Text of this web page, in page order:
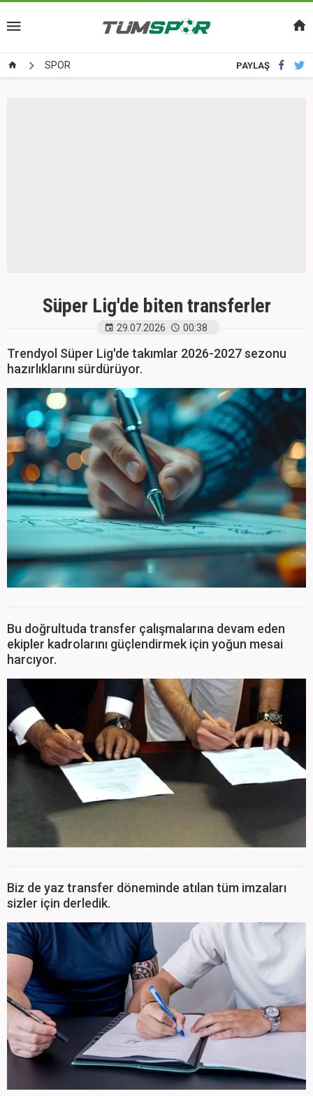
SPOR PAYLAŞ
Süper Lig'de biten transferler
29.07.2026 00:38
Trendyol Süper Lig'de takımlar 2026-2027 sezonu
hazırlıklarını sürdürüyor.
Bu doğrultuda transfer çalışmalarına devam eden
ekipler kadrolarını güçlendirmek için yoğun mesai
harcıyor.
Biz de yaz transfer döneminde atılan tüm imzaları
sizler için derledik.